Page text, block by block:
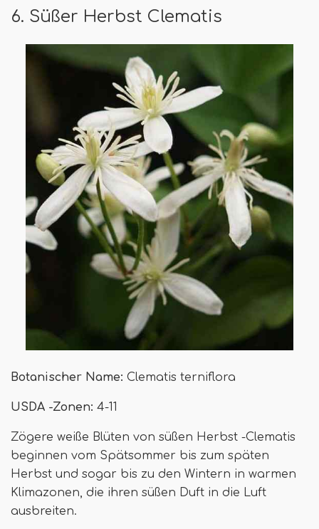
6. Süßer Herbst Clematis
Botanischer Name: Clematis terniflora
USDA -Zonen: 4-11
Zögere weiße Blüten von süßen Herbst -Clematis
beginnen vom Spätsommer bis zum späten
Herbst und sogar bis zu den Wintern in warmen
Klimazonen, die ihren süßen Duft in die Luft
ausbreiten.